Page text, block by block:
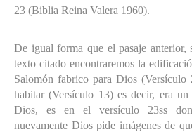
23 (Biblia Reina Valera 1960).
De igual forma que el pasaje anterior,
texto citado encontraremos la
Salomón fabrico para Dios
habitar (Versículo 13) es decir, era
Dios, es en el versículo 23ss
nuevamente Dios pide imágenes de